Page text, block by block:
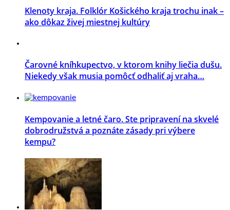
Klenoty kraja. Folklór Košického kraja trochu inak –
ako dôkaz živej miestnej kultúry
Čarovné kníhkupectvo, v ktorom knihy liečia dušu.
Niekedy však musia pomôcť odhaliť aj vraha…
Kempovanie a letné čaro. Ste pripravení na skvelé
dobrodružstvá a poznáte zásady pri výbere
kempu?